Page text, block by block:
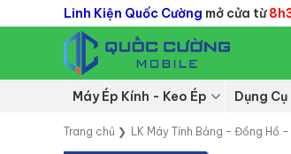
Linh Kiện Quốc Cường mở cửa từ
Máy Ép Kính - Keo Ép Dụng
Trang chủ ❯ LK Máy Tính Bảng - Đồng Hồ -